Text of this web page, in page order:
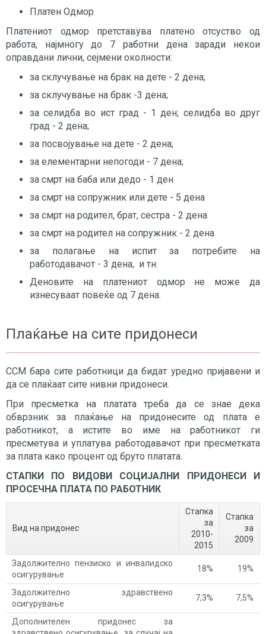
Платен Одмор
Платениот одмор претставува платено отсуство од
работа, најмногу до 7 работни дена заради некои
оправдани лични, сејмени околности:
за склучување на брак на дете - 2 дена;
за склучување на брак -3 дена;
за селидба во ист град - 1 ден; селидба во друг
град - 2 дена;
за посвојување на дете - 2 дена;
за елементарни непогоди - 7 дена;
за смрт на баба или дедо - 1 ден
за смрт на сопружник или дете - 5 дена
за смрт на родител, брат, сестра - 2 дена
за смрт на родител на сопружник - 2 дена
за полагање на испит за потребите на
работодавачот - 3 дена, и тн.
Деновите на платениот одмор не може да
изнесуваат повеќе од 7 дена.
Плаќање на сите придонеси
ССМ бара сите работници да бидат уредно пријавени и
да се плаќаат сите нивни придонеси.
При пресметка на платата треба да се знае дека
обврзник за плаќање на придонесите од плата е
работникот, а истите во име на работникот ги
пресметува и уплатува работодавачот при пресметката
за плата како процент од бруто платата.
СТАПКИ ПО ВИДОВИ СОЦИЈАЛНИ ПРИДОНЕСИ И
ПРОСЕЧНА ПЛАТА ПО РАБОТНИК
Вид на придонес
Стапка
за
2010-
2015
Стапка
за
2009
Задолжително пензиско и инвалидско
осигурување
18% 19%
Задолжително здравствено
осигурување
7,3% 7,5%
Дополнителен придонес за